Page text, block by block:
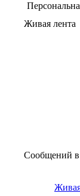
Живая лента
Сообщений в